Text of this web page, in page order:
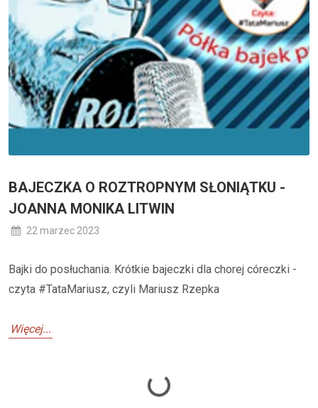
BAJECZKA O ROZTROPNYM SŁONIĄTKU -
JOANNA MONIKA LITWIN
22 marzec 2023
Bajki do posłuchania. Krótkie bajeczki dla chorej córeczki -
czyta #TataMariusz, czyli Mariusz Rzepka
Więcej...
Loading...